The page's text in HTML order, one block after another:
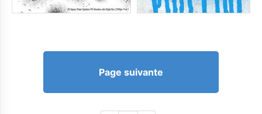
Page suivante